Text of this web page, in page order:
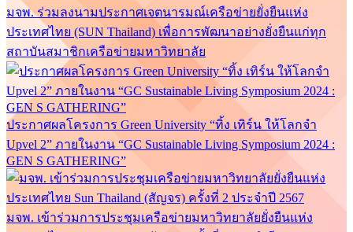
มจพ. ร่วมลงนามประกาศเจตนารมณ์เครือข่ายยั่งยืนแห่ง
ประเทศไทย (SUN Thailand) เพื่อการพัฒนาอย่างยั่งยืนแก่ทุก
สถาบันสมาชิกเครือข่ายมหาวิทยาลัย
ประกาศผลโครงการ Green University “ทิ้ง เทิร์น ให้โลกจำ
Upvel 2” ภายในงาน “GC Sustainable Living Symposium 2024 :
GEN S GATHERING”
มจพ. เข้าร่วมการประชุมเครือข่ายมหาวิทยาลัยยั่งยืนแห่ง